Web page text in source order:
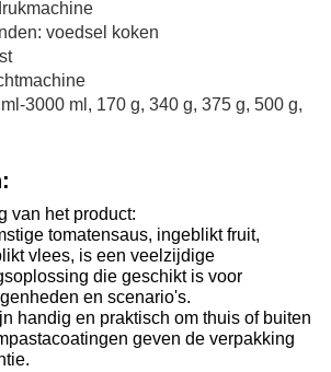
voedsel koken
3000 ml, 170 g, 340 g, 375 g, 500 g,
van het product:
tomatensaus, ingeblikt fruit,
vlees, is een veelzijdige
die geschikt is voor
en scenario's.
handig en praktisch om thuis of buiten
geven de verpakking